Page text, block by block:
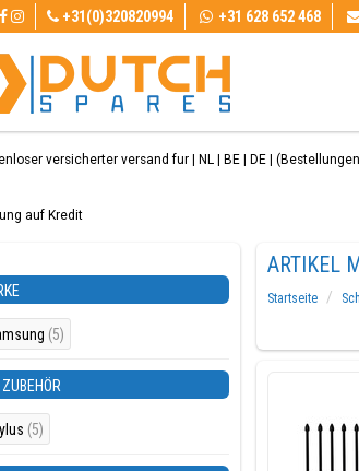
+31(0)320820994 +31 628 652 468
versicherter versand fur | NL | BE | DE |
auf Kredit
(5)
(5)
ARTIKEL
Startseite